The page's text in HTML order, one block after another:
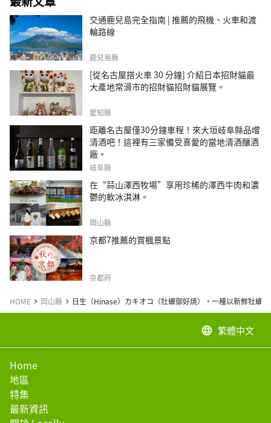
交通鹿兒島完全指南 | 推薦的飛機、火車和渡
輪路線
鹿兒島縣
[從名古屋搭火車 30 分鐘] 介紹日本招財貓最
大產地常滑市的招財貓招財貓展覽。
愛知縣
距離名古屋僅30分鐘車程！來大垣岐阜縣品嚐
清酒吧！這裡有三家備受喜愛的當地清酒釀酒
廠。
岐阜縣
在“蒜山澤西牧場”享用珍稀的澤西牛肉和濃
鬱的軟冰淇淋。
岡山縣
京都7推薦的賞楓景點
京都府
HOME 岡山縣 日生（Hinase）カキオコ（牡蠣御好焼），一種以新鮮牡蠣
language 繁體中文
Home
地區
特集
最新資訊